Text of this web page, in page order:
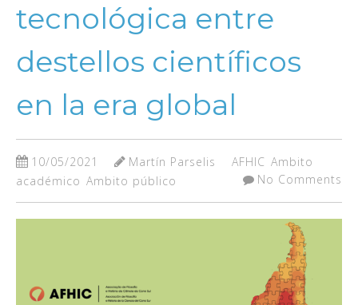
tecnológica entre
destellos científicos
en la era global
10/05/2021 Martín Parselis AFHIC Ambito
académico Ambito público No Comments